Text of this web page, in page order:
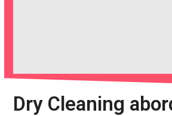
Dry Cleaning